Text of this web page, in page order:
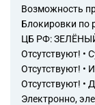
Возможность
Блокировки по
ЦБ РФ:
Отсутствуют! •
Отсутствуют! •
Отсутствуют! •
Электронно,